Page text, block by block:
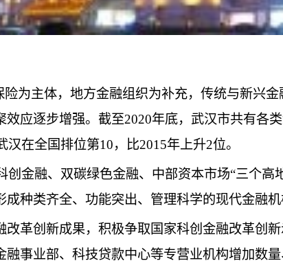
为主体，地方金融组织为补充，传统与新兴
应逐步增强。截至2020年底，武汉市共有各
在全国排位第10，比2015年上升2位。
创金融、双碳绿色金融、中部资本市场“三个
种类齐全、功能突出、管理科学的现代金融
革创新成果，积极争取国家科创金融改革创
事业部、科技贷款中心等专营业机构增加数